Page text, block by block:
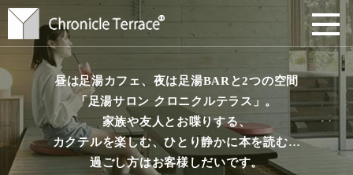
昼は足湯カフェ、夜は足湯BARと2つの空間
「足湯サロン クロニクルテラス」。
家族や友人とお喋りする、
カクテルを楽しむ、ひとり静かに本を読む…
過ごし方はお客様しだいです。